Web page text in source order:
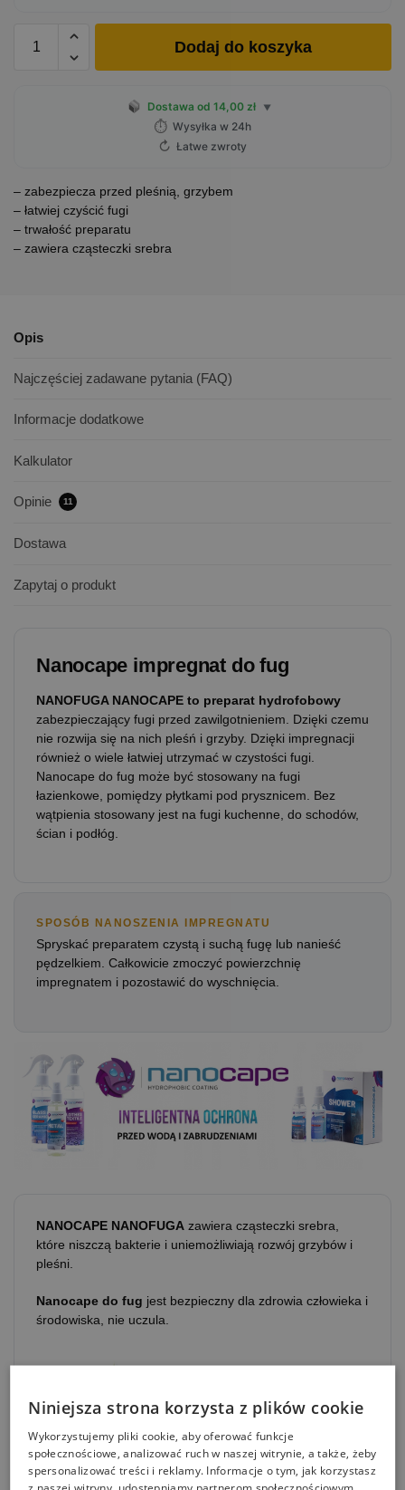
Dodaj do koszyka
Dostawa od 14,00 zł ▼
⏱ Wysyłka w 24h
↻ Łatwe zwroty
– zabezpiecza przed pleśnią, grzybem
– łatwiej czyścić fugi
– trwałość preparatu
– zawiera cząsteczki srebra
Opis
Najczęściej zadawane pytania (FAQ)
Informacje dodatkowe
Kalkulator
Opinie 11
Dostawa
Zapytaj o produkt
Nanocape impregnat do fug
NANOFUGA NANOCAPE to preparat hydrofobowy
zabezpieczający fugi przed zawilgotnieniem. Dzięki czemu
nie rozwija się na nich pleśń i grzyby. Dzięki impregnacji
również o wiele łatwiej utrzymać w czystości fugi.
Nanocape do fug może być stosowany na fugi
łazienkowe, pomiędzy płytkami pod prysznicem. Bez
wątpienia stosowany jest na fugi kuchenne, do schodów,
ścian i podłóg.
SPOSÓB NANOSZENIA IMPREGNATU
Spryskać preparatem czystą i suchą fugę lub nanieść
pędzelkiem. Całkowicie zmoczyć powierzchnię
impregnatem i pozostawić do wyschnięcia.
NANOCAPE NANOFUGA zawiera cząsteczki srebra,
które niszczą bakterie i uniemożliwiają rozwój grzybów i
pleśni.
Nanocape do fug jest bezpieczny dla zdrowia człowieka i
środowiska, nie uczula.
Niniejsza strona korzysta z plików cookie
Wykorzystujemy pliki cookie, aby oferować funkcje
społecznościowe, analizować ruch w naszej witrynie, a także, żeby
spersonalizować treści i reklamy. Informacje o tym, jak korzystasz